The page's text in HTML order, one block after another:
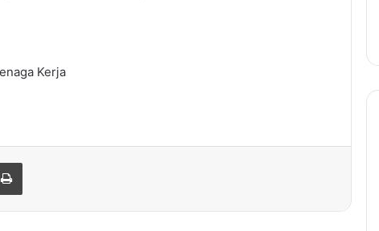
Kerja
Print